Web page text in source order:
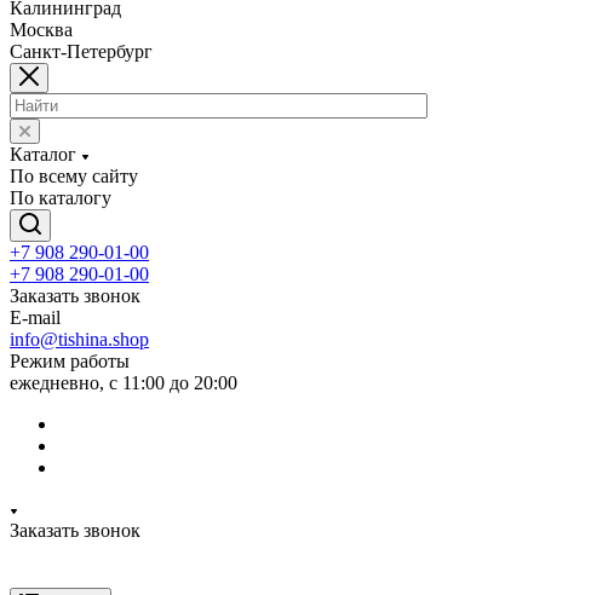
Калининград
Москва
Санкт-Петербург
Каталог
По всему сайту
По каталогу
+7 908 290-01-00
+7 908 290-01-00
Заказать звонок
E-mail
info@tishina.shop
Режим работы
ежедневно, с 11:00 до 20:00
Заказать звонок